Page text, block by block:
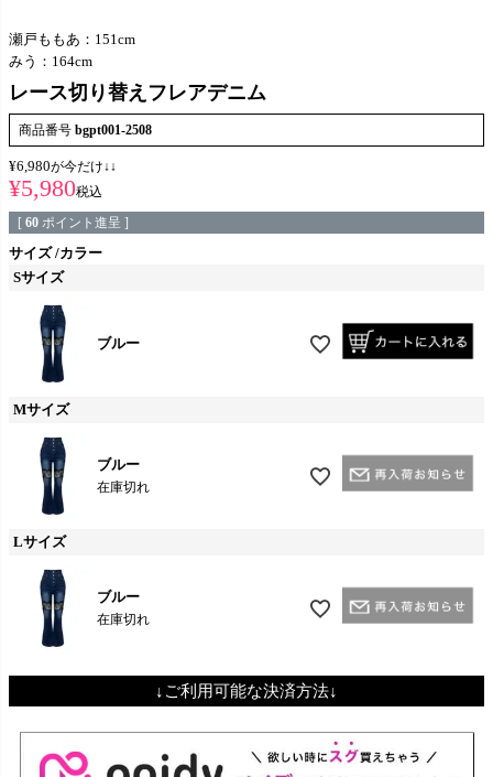
瀬戸ももあ：151cm
みう：164cm
レース切り替えフレアデニム
商品番号 bgpt001-2508
¥6,980が今だけ↓↓
¥5,980税込
[ 60 ポイント進呈 ]
サイズ カラー
Sサイズ
ブルー
Mサイズ
ブルー
在庫切れ
Lサイズ
ブルー
在庫切れ
↓ご利用可能な決済方法↓